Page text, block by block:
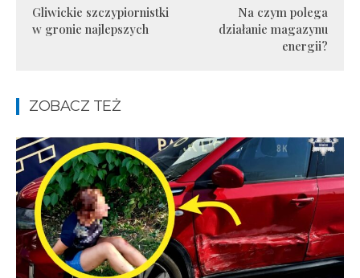
Gliwickie szczypiornistki
w gronie najlepszych
Na czym polega
działanie magazynu
energii?
ZOBACZ TEŻ